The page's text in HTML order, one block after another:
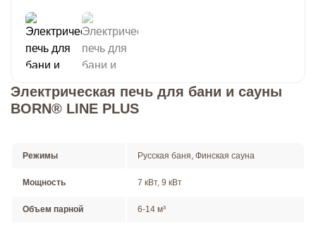
Электрическая печь для бани и сауны
BORN® LINE PLUS
Режимы Русская баня, Финская сауна
Мощность 7 кВт, 9 кВт
Объем парной 6-14 м³